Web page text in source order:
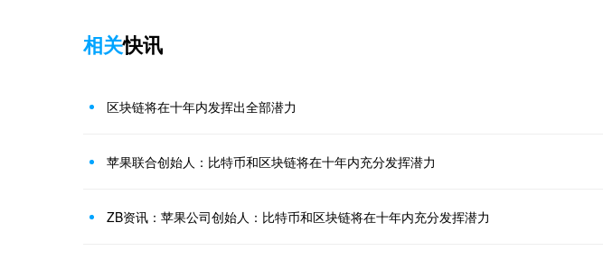
相关快讯
区块链将在十年内发挥出全部潜力
苹果联合创始人：比特币和区块链将在十年内充分发挥潜力
ZB资讯：苹果公司创始人：比特币和区块链将在十年内充分发挥潜力